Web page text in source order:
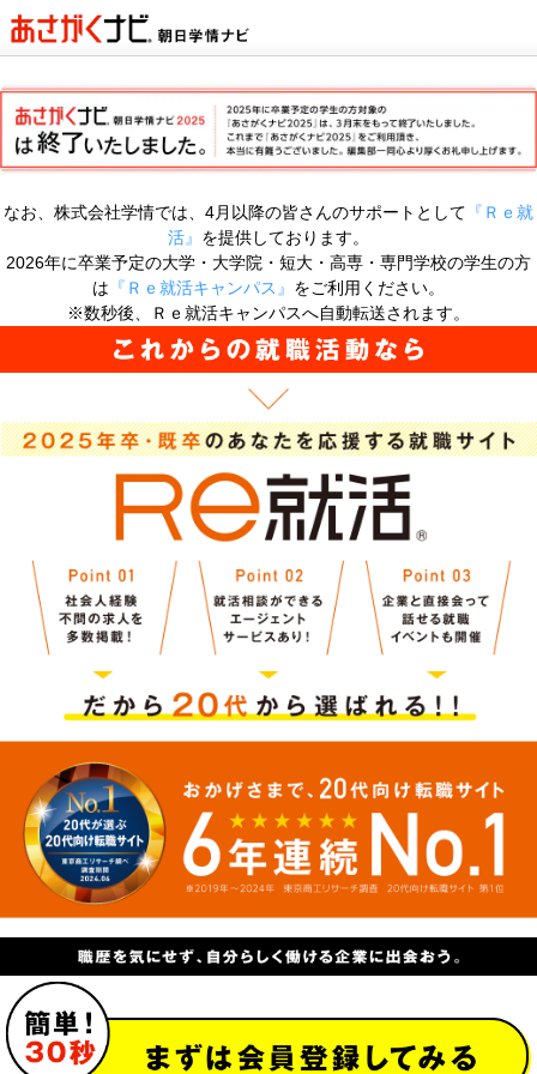
なお、株式会社学情では、4月以降の皆さんのサポートとして 『Ｒｅ就
活』 を提供しております。
2026年に卒業予定の大学・大学院・短大・高専・専門学校の学生の方
は 『Ｒｅ就活キャンパス』 をご利用ください。
※数秒後、Ｒｅ就活キャンパスへ自動転送されます。